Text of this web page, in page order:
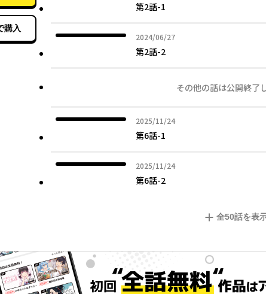
購入
第2話-1
2024/06/27
2024年06月27日
第2話-2
その他の話は公開終了
2025/11/24
2025年11月24日
第6話-1
2025/11/24
2025年11月24日
第6話-2
全50話を表